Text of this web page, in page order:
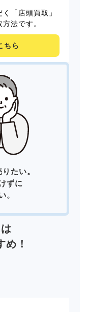
「店頭買取」
法です。
ちら
たい。
ずに
。
め！